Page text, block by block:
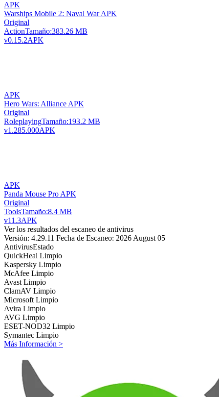
APK
Warships Mobile 2: Naval War APK
Original
ActionTamaño:383.26 MB
v0.15.2APK
APK
Hero Wars: Alliance APK
Original
RoleplayingTamaño:193.2 MB
v1.285.000APK
APK
Panda Mouse Pro APK
Original
ToolsTamaño:8.4 MB
v11.3APK
Ver los resultados del escaneo de antivirus
Versión: 4.29.11 Fecha de Escaneo: 2026 August 05
AntivirusEstado
QuickHeal Limpio
Kaspersky Limpio
McAfee Limpio
Avast Limpio
ClamAV Limpio
Microsoft Limpio
Avira Limpio
AVG Limpio
ESET-NOD32 Limpio
Symantec Limpio
Más Información >